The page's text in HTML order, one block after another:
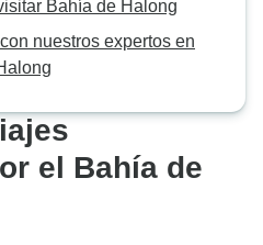
Bahía de Halong
nuestros expertos en
el Bahía de